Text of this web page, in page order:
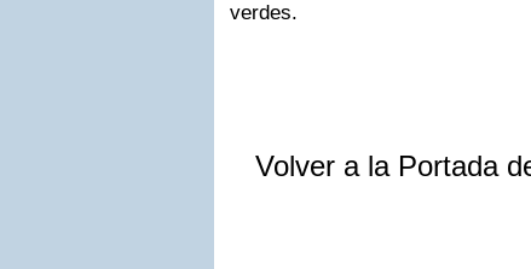
verdes.
Volver a la Portada